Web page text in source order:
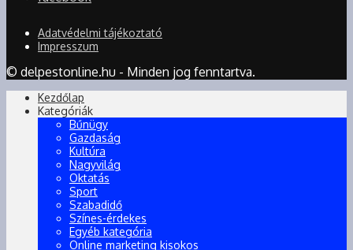
Adatvédelmi tájékoztató
Impresszum
© delpestonline.hu - Minden jog fenntartva.
Kezdőlap
Kategóriák
Bűnügy
Gazdaság
Kultúra
Nagyvilág
Oktatás
Sport
Szabadidő
Színes-érdekes
Egyéb kategória
Online marketing kisokos